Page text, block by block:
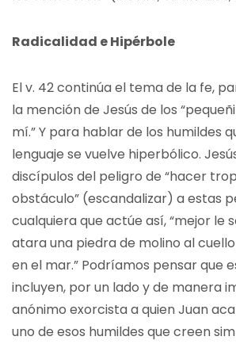
Radicalidad e Hipérbole
El v. 42 continúa el tema de la fe,
la mención de Jesús de los
mí.” Y para hablar de los humildes
lenguaje se vuelve hiperbólico.
discípulos del peligro de “hacer
obstáculo” (escandalizar) a estas
cualquiera que actúe así, “mejor le
atara una piedra de molino al
en el mar.” Podríamos pensar que
incluyen, por un lado y de manera
anónimo exorcista a quien Juan
uno de esos humildes que creen